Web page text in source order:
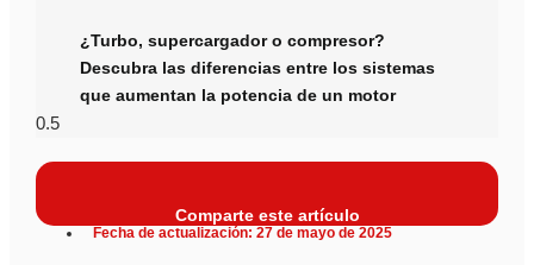
¿Turbo, supercargador o compresor?
Descubra las diferencias entre los sistemas
que aumentan la potencia de un motor
Comparte este artículo
Fecha de actualización: 27 de mayo de 2025